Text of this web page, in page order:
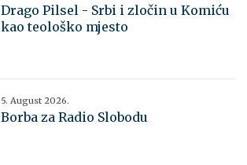
Drago Pilsel - Srbi i zločin u Komiću
kao teološko mjesto
5. August 2026.
Borba za Radio Slobodu